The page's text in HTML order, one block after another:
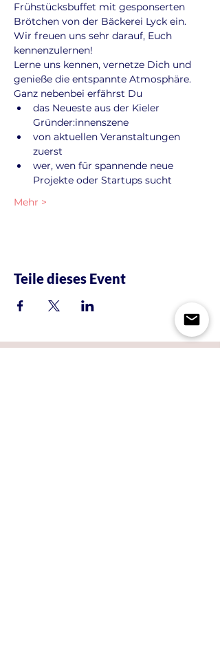
Frühstücksbuffet mit gesponserten
Brötchen von der Bäckerei Lyck ein.
Wir freuen uns sehr darauf, Euch
kennenzulernen!
Lerne uns kennen, vernetze Dich und
genieße die entspannte Atmosphäre.
Ganz nebenbei erfährst Du
das Neueste aus der Kieler
Gründer:innenszene
von aktuellen Veranstaltungen
zuerst
wer, wen für spannende neue
Projekte oder Startups sucht
Mehr >
Teile dieses Event